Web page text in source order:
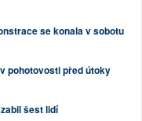
se konala v sobotu
pohotovosti před útoky
šest lidí